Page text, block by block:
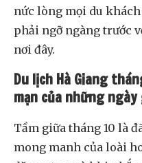
nức lòng mọi du
phải ngỡ ngàng trước
nơi đây.
Du lịch Hà Giang
mạn của những
Tầm giữa tháng 10 là
mong manh của loài